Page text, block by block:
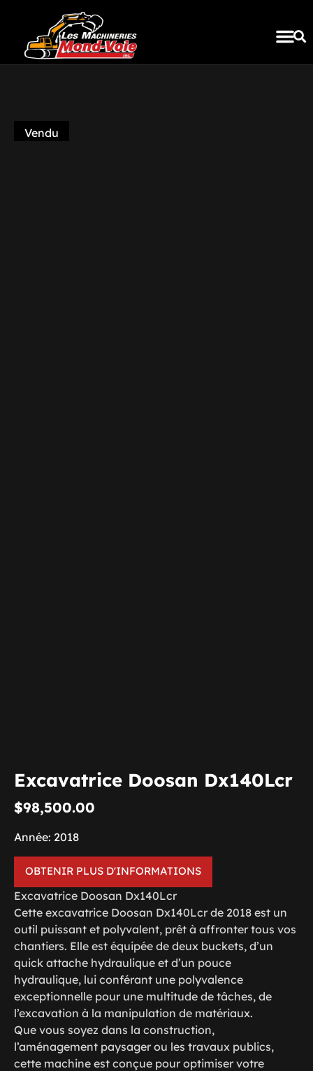
Vendu
Excavatrice Doosan Dx140Lcr
$98,500.00
Année: 2018
OBTENIR PLUS D'INFORMATIONS
Excavatrice Doosan Dx140Lcr
Cette excavatrice Doosan Dx140Lcr de 2018 est un
outil puissant et polyvalent, prêt à affronter tous vos
chantiers. Elle est équipée de deux buckets, d’un
quick attache hydraulique et d’un pouce
hydraulique, lui conférant une polyvalence
exceptionnelle pour une multitude de tâches, de
l’excavation à la manipulation de matériaux.
Que vous soyez dans la construction,
l’aménagement paysager ou les travaux publics,
cette machine est conçue pour optimiser votre